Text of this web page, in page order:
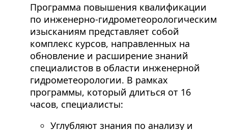
Программа повышения квалификации
по инженерно-гидрометеорологическим
изысканиям представляет собой
комплекс курсов, направленных на
обновление и расширение знаний
специалистов в области инженерной
гидрометеорологии. В рамках
программы, который длиться от 16
часов, специалисты:
Углубляют знания по анализу и